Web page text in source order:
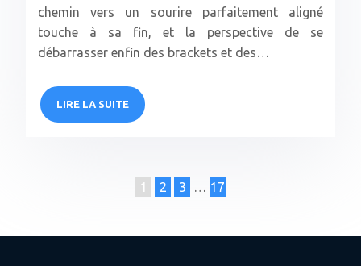
chemin vers un sourire parfaitement aligné
touche à sa fin, et la perspective de se
débarrasser enfin des brackets et des…
LIRE LA SUITE
1 2 3 … 17